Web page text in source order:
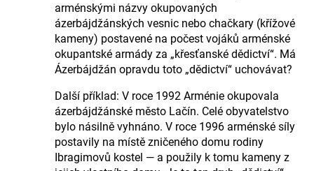
arménskými názvy okupovaných
ázerbájdžánských vesnic nebo chačkary (křížové
kameny) postavené na počest vojáků arménské
okupantské armády za „křesťanské dědictví“. Má
Ázerbájdžán opravdu toto „dědictví“ uchovávat?
Další příklad: V roce 1992 Arménie okupovala
ázerbájdžánské město Lačín. Celé obyvatelstvo
bylo násilně vyhnáno. V roce 1996 arménské síly
postavily na místě zničeného domu rodiny
Ibragimovů kostel — a použily k tomu kameny z